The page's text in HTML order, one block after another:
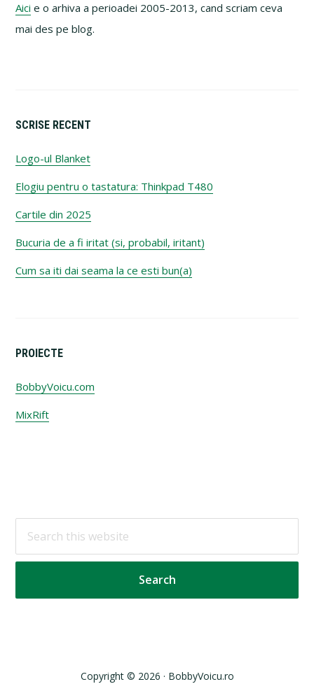
Aici e o arhiva a perioadei 2005-2013, cand scriam ceva
mai des pe blog.
SCRISE RECENT
Logo-ul Blanket
Elogiu pentru o tastatura: Thinkpad T480
Cartile din 2025
Bucuria de a fi iritat (si, probabil, iritant)
Cum sa iti dai seama la ce esti bun(a)
PROIECTE
BobbyVoicu.com
MixRift
Footer
this
website
Copyright © 2026 · BobbyVoicu.ro